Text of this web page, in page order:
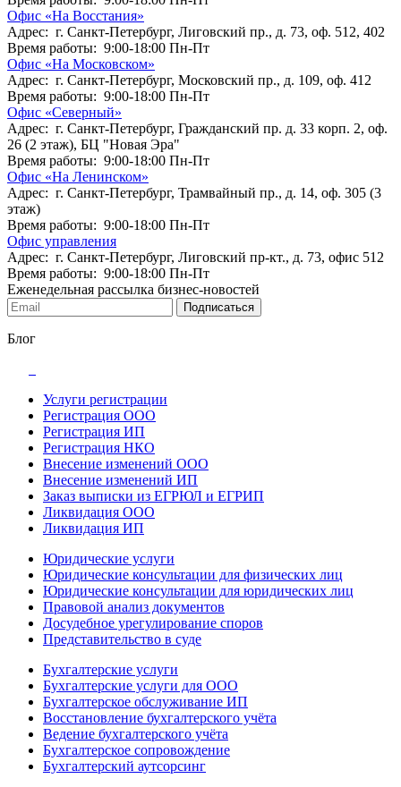
Офис «На Восстания»
Адрес: г. Санкт-Петербург, Лиговский пр., д. 73, оф. 512, 402
Время работы: 9:00-18:00 Пн-Пт
Офис «На Московском»
Адрес: г. Санкт-Петербург, Московский пр., д. 109, оф. 412
Время работы: 9:00-18:00 Пн-Пт
Офис «Северный»
Адрес: г. Санкт-Петербург, Гражданский пр. д. 33 корп. 2, оф.
26 (2 этаж), БЦ "Новая Эра"
Время работы: 9:00-18:00 Пн-Пт
Офис «На Ленинском»
Адрес: г. Санкт-Петербург, Трамвайный пр., д. 14, оф. 305 (3
этаж)
Время работы: 9:00-18:00 Пн-Пт
Офис управления
Адрес: г. Санкт-Петербург, Лиговский пр-кт., д. 73, офис 512
Время работы: 9:00-18:00 Пн-Пт
Еженедельная рассылка бизнес-новостей
Подписаться
Блог
Услуги регистрации
Регистрация ООО
Регистрация ИП
Регистрация НКО
Внесение изменений ООО
Внесение изменений ИП
Заказ выписки из ЕГРЮЛ и ЕГРИП
Ликвидация ООО
Ликвидация ИП
Юридические услуги
Юридические консультации для физических лиц
Юридические консультации для юридических лиц
Правовой анализ документов
Досудебное урегулирование споров
Представительство в суде
Бухгалтерские услуги
Бухгалтерские услуги для ООО
Бухгалтерское обслуживание ИП
Восстановление бухгалтерского учёта
Ведение бухгалтерского учёта
Бухгалтерское сопровождение
Бухгалтерский аутсорсинг